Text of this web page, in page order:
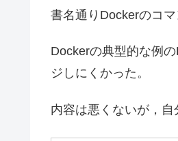
書名通りDockerのコ
Dockerの典型的な例
ジしにくかった。
内容は悪くないが，自